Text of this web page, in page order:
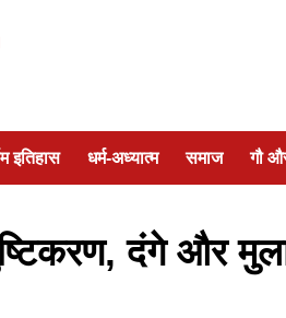
इतिहास धर्म-अध्यात्म समाज गौ
दंगे और